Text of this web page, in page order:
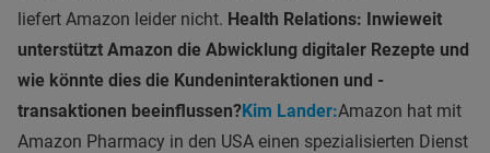
liefert Amazon leider nicht. Health Relations: Inwieweit
unterstützt Amazon die Abwicklung digitaler Rezepte und
wie könnte dies die Kundeninteraktionen und -
transaktionen beeinflussen?Kim Lander:Amazon hat mit
Amazon Pharmacy in den USA einen spezialisierten Dienst